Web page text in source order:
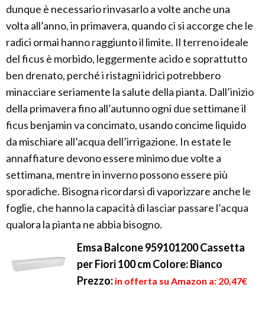
dunque è necessario rinvasarlo a volte anche una
volta all’anno, in primavera, quando ci si accorge che le
radici ormai hanno raggiunto il limite. Il terreno ideale
del ficus è morbido, leggermente acido e soprattutto
ben drenato, perché i ristagni idrici potrebbero
minacciare seriamente la salute della pianta. Dall’inizio
della primavera fino all’autunno ogni due settimane il
ficus benjamin va concimato, usando concime liquido
da mischiare all’acqua dell’irrigazione. In estate le
annaffiature devono essere minimo due volte a
settimana, mentre in inverno possono essere più
sporadiche. Bisogna ricordarsi di vaporizzare anche le
foglie, che hanno la capacità di lasciar passare l’acqua
qualora la pianta ne abbia bisogno.
Emsa Balcone 959101200 Cassetta
per Fiori 100 cm Colore: Bianco
Prezzo: in offerta su Amazon a: 20,47€